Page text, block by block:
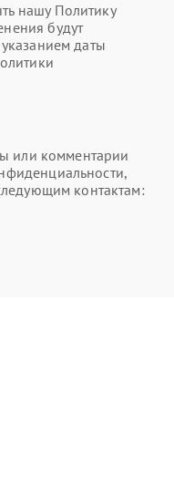
нашу Политику
будут
даты
или комментарии
контактам: